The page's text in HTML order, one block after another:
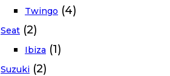
Twingo (4)
Seat (2)
Ibiza (1)
Suzuki (2)